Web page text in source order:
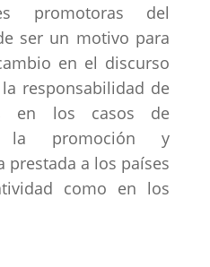
promotoras del
ser un motivo para
en el discurso
responsabilidad de
en los casos de
la promoción y
prestada a los países
como en los